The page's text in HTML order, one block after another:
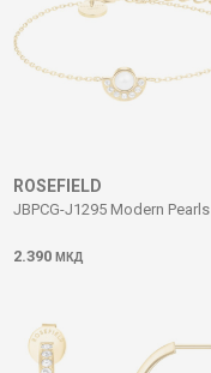
ROSEFIELD
JBPCG-J1295 Modern Pearls
2.390 МКД